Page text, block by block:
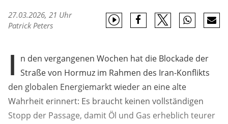
27.03.2026, 21 Uhr
Patrick Peters
I n den vergangenen Wochen hat die Blockade der
Straße von Hormuz im Rahmen des Iran-Konflikts
den globalen Energiemarkt wieder an eine alte
Wahrheit erinnert: Es braucht keinen vollständigen
Stopp der Passage, damit Öl und Gas erheblich teurer